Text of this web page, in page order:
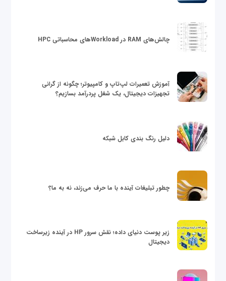
چالش‌های RAM در Workloadهای محاسباتی HPC
آموزش تعمیرات لپ‌تاپ و کامپیوتر؛ چگونه از گرانی
تجهیزات دیجیتال، یک شغل پردرآمد بسازیم؟
دلیل رنگ بندی کابل شبکه
چطور تبلیغات آینده با ما حرف می‌زند، نه به ما؟
زیر پوست دنیای داده؛ نقش سرور HP در آینده زیرساخت
دیجیتال